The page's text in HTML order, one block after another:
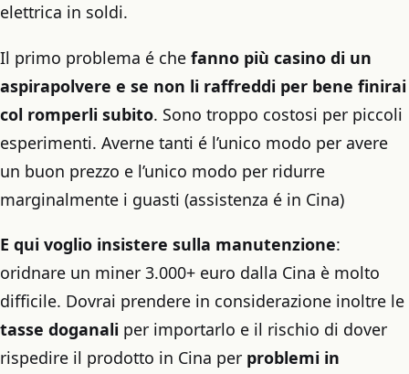
elettrica in soldi.
Il primo problema é che fanno più casino di un
aspirapolvere e se non li raffreddi per bene finirai
col romperli subito. Sono troppo costosi per piccoli
esperimenti. Averne tanti é l’unico modo per avere
un buon prezzo e l’unico modo per ridurre
marginalmente i guasti (assistenza é in Cina)
E qui voglio insistere sulla manutenzione:
oridnare un miner 3.000+ euro dalla Cina è molto
difficile. Dovrai prendere in considerazione inoltre le
tasse doganali per importarlo e il rischio di dover
rispedire il prodotto in Cina per problemi in